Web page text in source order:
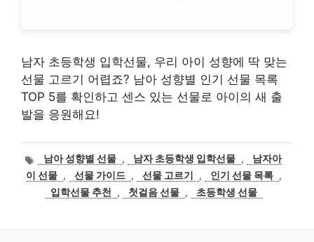
남자 초등학생 입학선물, 우리 아이 성향에 딱 맞는
선물 고르기 어렵죠? 남아 성향별 인기 선물 목록
TOP 5를 확인하고 센스 있는 선물로 아이의 새 출
발을 응원해요!
태
그
남아 성향별 선물 , 남자 초등학생 입학선물 ,
남자아
이 선물 , 선물 가이드 , 선물 고르기 , 인기 선물 목록 ,
입학선물 추천
, 첫걸음 선물 , 초등학생 선물